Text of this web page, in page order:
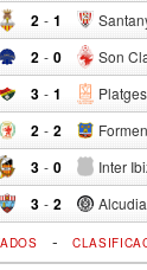
2 - 1
2 - Son
0
3 - 1
2 - 2
3 - Inter
0
3 - Alcudia
2
-